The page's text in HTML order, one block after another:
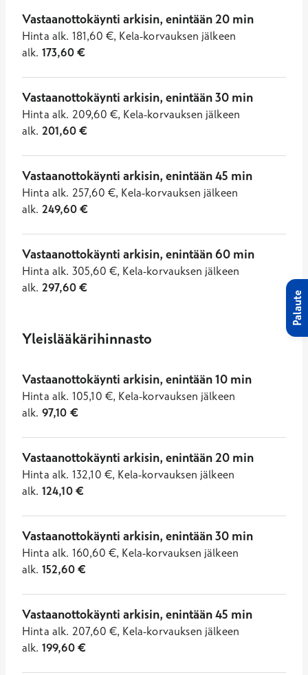
Vastaanottokäynti arkisin, enintään 20 min
Hinta alk. 181,60 €, Kela-korvauksen jälkeen
alk. 173,60€
Vastaanottokäynti arkisin, enintään 30 min
Hinta alk. 209,60 €, Kela-korvauksen jälkeen
alk. 201,60€
Vastaanottokäynti arkisin, enintään 45 min
Hinta alk. 257,60 €, Kela-korvauksen jälkeen
alk. 249,60€
Vastaanottokäynti arkisin, enintään 60 min
Hinta alk. 305,60 €, Kela-korvauksen jälkeen
alk. 297,60€
Yleislääkärihinnasto
Vastaanottokäynti arkisin, enintään 10 min
Hinta alk. 105,10 €, Kela-korvauksen jälkeen
alk. 97,10 €
Vastaanottokäynti arkisin, enintään 20 min
Hinta alk. 132,10 €, Kela-korvauksen jälkeen
alk. 124,10€
Vastaanottokäynti arkisin, enintään 30 min
Hinta alk. 160,60 €, Kela-korvauksen jälkeen
alk. 152,60€
Vastaanottokäynti arkisin, enintään 45 min
Hinta alk. 207,60 €, Kela-korvauksen jälkeen
alk. 199,60€
Palaute